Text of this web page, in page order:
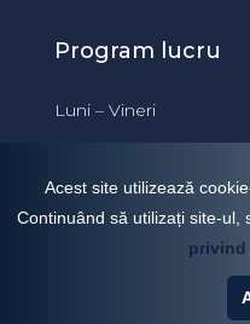
Program lucru
Luni – Vineri
Acest site utilizează
Continuând să utilizați site-ul,
privind